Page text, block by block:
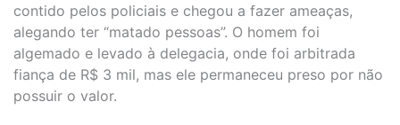
contido pelos policiais e chegou a fazer ameaças,
alegando ter “matado pessoas”. O homem foi
algemado e levado à delegacia, onde foi arbitrada
fiança de R$ 3 mil, mas ele permaneceu preso por não
possuir o valor.